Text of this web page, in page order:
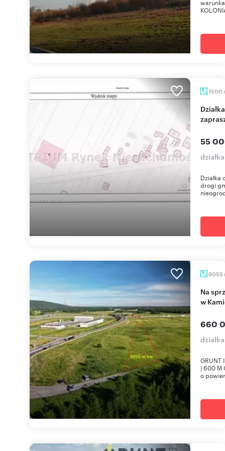
1500
Działka rolna 1500 m² z warunkami zabudowy,
55
drogi
6055
Na sprzedaż grunt inwestycyjny 6066 m² przy A1
w
660
GRUNT
| 600 M
o